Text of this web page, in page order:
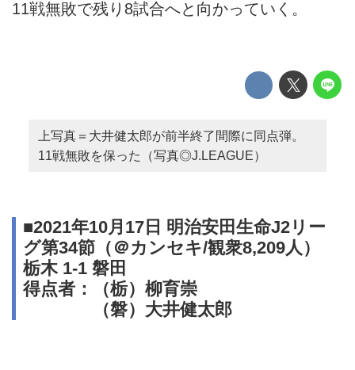
11戦無敗で残り8試合へと向かっていく。
上写真＝大井健太郎が前半終了間際に同点弾。
11戦無敗を保った（写真◎J.LEAGUE）
■2021年10月17日 明治安田生命J2リー
グ第34節（＠カンセキ/観衆8,209人）
栃木 1-1 磐田
得点者：（栃）柳育崇
（磐）大井健太郎